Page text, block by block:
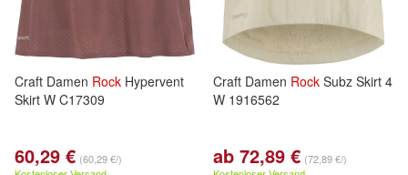
Craft Damen Rock Hypervent
Skirt W C17309
60,29 € (60,29 €/)
Craft Damen Rock Subz Skirt 4
W 1916562
ab 72,89 € (72,89 €/)